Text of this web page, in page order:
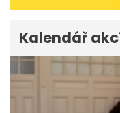
Kalendář